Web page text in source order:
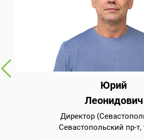
Юрий
Леонидович
Директор
Севастопольский пр-т,